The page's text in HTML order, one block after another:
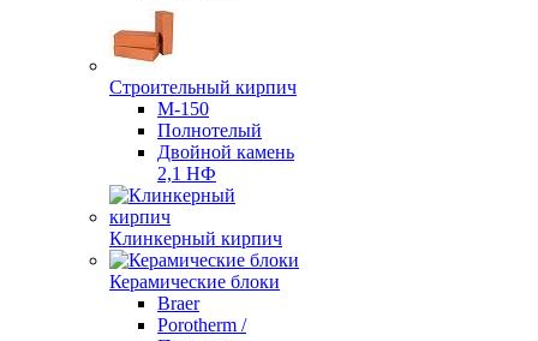
Строительный кирпич
М-150
Полнотелый
Двойной камень
2,1 НФ
Клинкерный кирпич
Керамические блоки
Braer
Porotherm /